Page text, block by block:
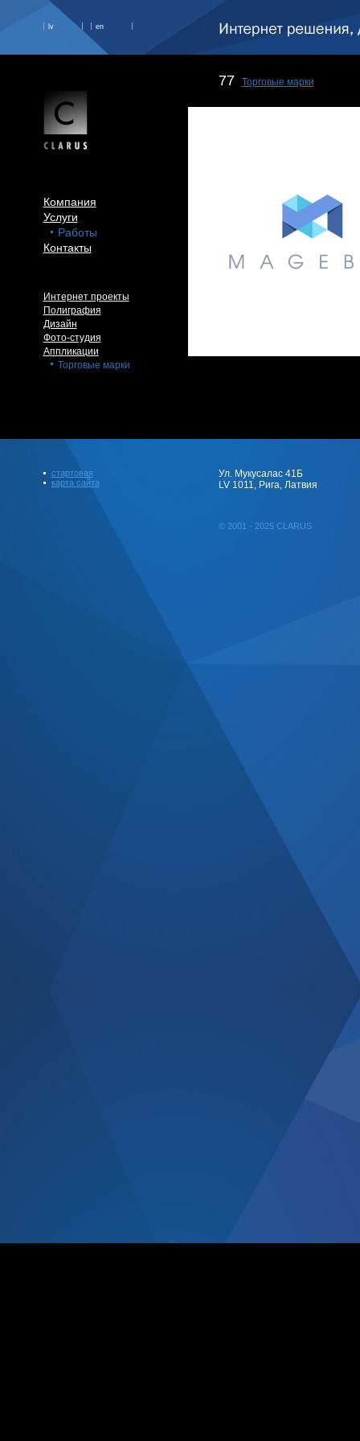
lv en
Компания
Услуги
Работы
Контакты
Интернет проекты
Полиграфия
Дизайн
Фото-студия
Аппликации
Торговые марки
77 Торговые марки
стартовая
карта сайта
Ул. Мукусалас 41Б
LV 1011, Рига, Латвия
© 2001 - 2025 CLARUS